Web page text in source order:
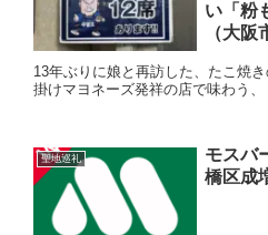
い「粉
（大阪
13年ぶりに娘と再訪した、たこ焼
掛けマヨネーズ発祥の店で味わう、
聖地巡礼
モスバ
橋区成